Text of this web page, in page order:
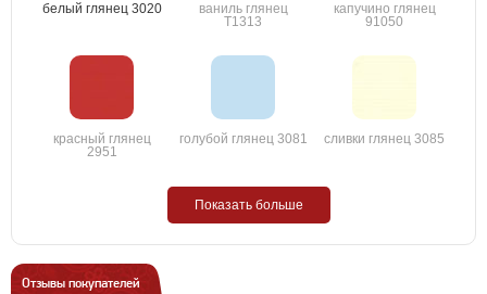
белый глянец 3020
ваниль глянец
T1313
капучино глянец
91050
красный глянец
2951
голубой глянец 3081 сливки глянец 3085
Показать больше
Отзывы покупателей